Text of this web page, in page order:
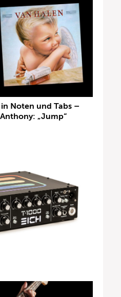
in Noten und Tabs –
„Jump“